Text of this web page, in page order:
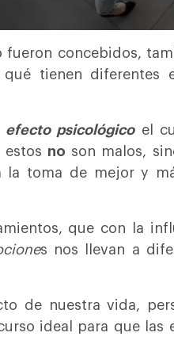
concebidos,
tienen diferentes
efecto psicológicoel
estos no son malos,
la toma de mejor y
que con la
s nos llevan a
de nuestra vida,
ideal para que las